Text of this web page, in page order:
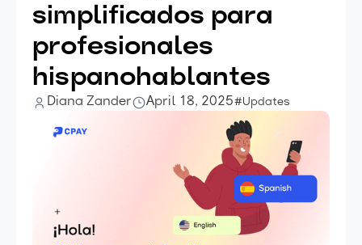
simplificados para
profesionales
hispanohablantes
Diana Zander April 18, 2025#Updates